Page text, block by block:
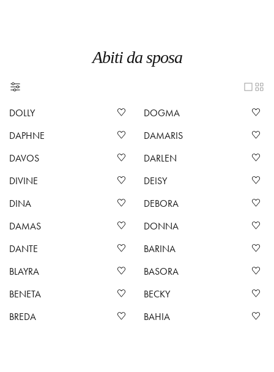
Abiti da sposa
DOLLY
DOGMA
DAPHNE
DAMARIS
DAVOS
DARLEN
DIVINE
DEISY
DINA
DEBORA
DAMAS
DONNA
DANTE
BARINA
BLAYRA
BASORA
BENETA
BECKY
BREDA
BAHIA